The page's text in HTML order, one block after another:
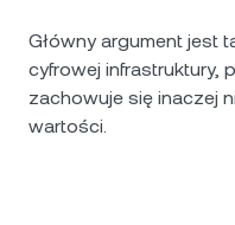
Główny argument jest
cyfrowej infrastruktury,
zachowuje się inaczej
wartości.